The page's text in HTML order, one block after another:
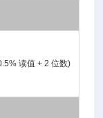
读值 + 2 位数)